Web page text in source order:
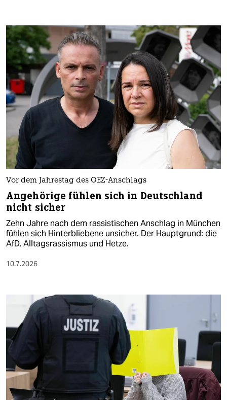
Vor dem Jahrestag des OEZ-Anschlags
Angehörige fühlen sich in Deutschland
nicht sicher
Zehn Jahre nach dem rassistischen Anschlag in München
fühlen sich Hinterbliebene unsicher. Der Hauptgrund: die
AfD, Alltagsrassismus und Hetze.
10.7.2026